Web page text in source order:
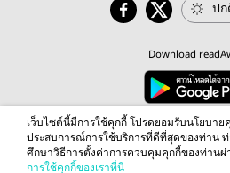
ปก
Download
© 2026 readAwrite.com by MEB
This site is protected by reCAPTCHA and the Google
เว็บไซต์นี้มีการใช้คุกกี้ โปรดยอมรับนโยบาย
ประสบการณ์การใช้บริการที่ดีที่สุดของท่าน
ศึกษาวิธีการตั้งค่าการควบคุมคุกกี้ของท่านผ่
การใช้คุกกี้ของเราที่นี่